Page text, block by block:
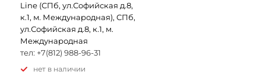
Line (СПб, ул.Софийская д.8,
к.1, м. Международная), СПб,
ул.Софийская д.8, к.1, м.
Международная
тел: +7(812) 988-96-31
Нет в наличии